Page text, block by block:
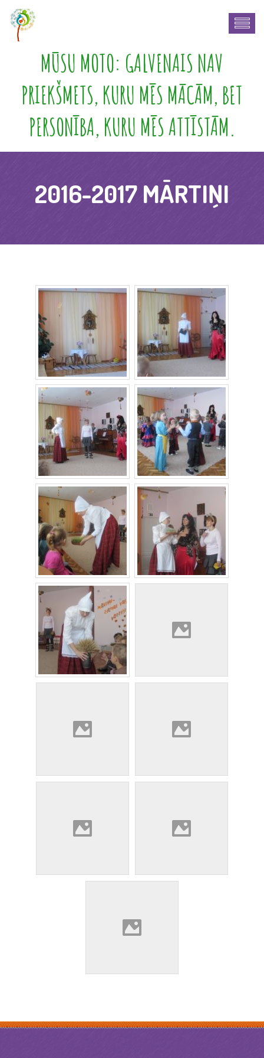
MŪSU MOTO: GALVENAIS NAV
PRIEKŠMETS, KURU MĒS MĀCĀM, BET
PERSONĪBA, KURU MĒS ATTĪSTĀM.
2016-2017 MĀRTIŅI